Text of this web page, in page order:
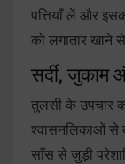
पत्तियाँ लें और
को लगातार खाने
सर्दी, जुकाम
तुलसी के उपचार
श्वासनलिकाओं से
साँस से जुड़ी